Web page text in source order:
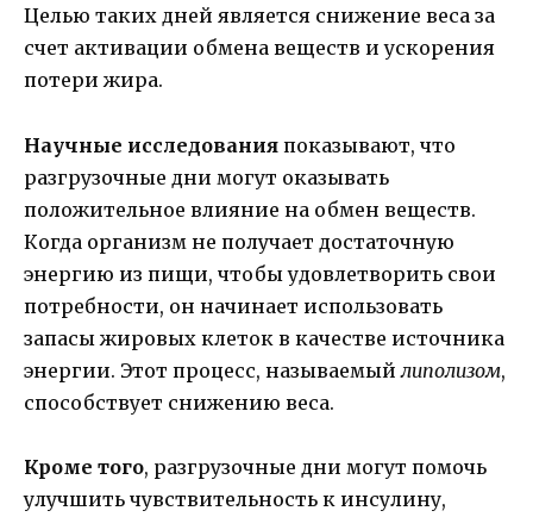
Целью таких дней является снижение веса за
счет активации обмена веществ и ускорения
потери жира.
Научные исследования показывают, что
разгрузочные дни могут оказывать
положительное влияние на обмен веществ.
Когда организм не получает достаточную
энергию из пищи, чтобы удовлетворить свои
потребности, он начинает использовать
запасы жировых клеток в качестве источника
энергии. Этот процесс, называемыйлиполизом,
способствует снижению веса.
Кроме того, разгрузочные дни могут помочь
улучшить чувствительность к инсулину,